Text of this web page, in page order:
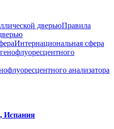
Правила
Интернациональная сфера
анализатора
Испания